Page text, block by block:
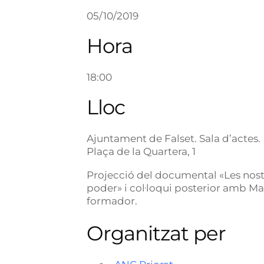
05/10/2019
Hora
18:00
Lloc
Ajuntament de Falset. Sala d’actes.
Plaça de la Quartera, 1
Projecció del documental «Les
poder» i col·loqui posterior amb
formador.
Organitzat per